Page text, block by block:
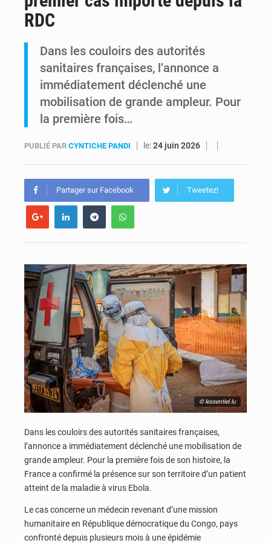
RDC
Dans les couloirs des autorités
sanitaires françaises, l’annonce a
immédiatement déclenché une
mobilisation de grande ampleur. Pour
la première fois…
PUBLIÉ PAR CYNTICHE PANDI le:24 juin 2026
Partager sur Facebook Tweetez!
© lessentiel.lu
Dans les couloirs des autorités sanitaires françaises,
l’annonce a immédiatement déclenché une mobilisation de
grande ampleur. Pour la première fois de son histoire, la
France a confirmé la présence sur son territoire d’un patient
atteint de la maladie à virus Ebola.
Le cas concerne un médecin revenant d’une mission
humanitaire en République démocratique du Congo, pays
confronté depuis plusieurs mois à une épidémie